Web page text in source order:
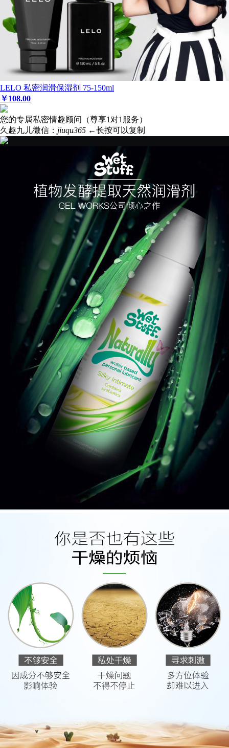
LELO 私密润滑保湿剂 75-150ml
￥108.00
您的专属私密情趣顾问（尊享1对1服务）
久趣九儿微信： jiuqu365 ←长按可以复制